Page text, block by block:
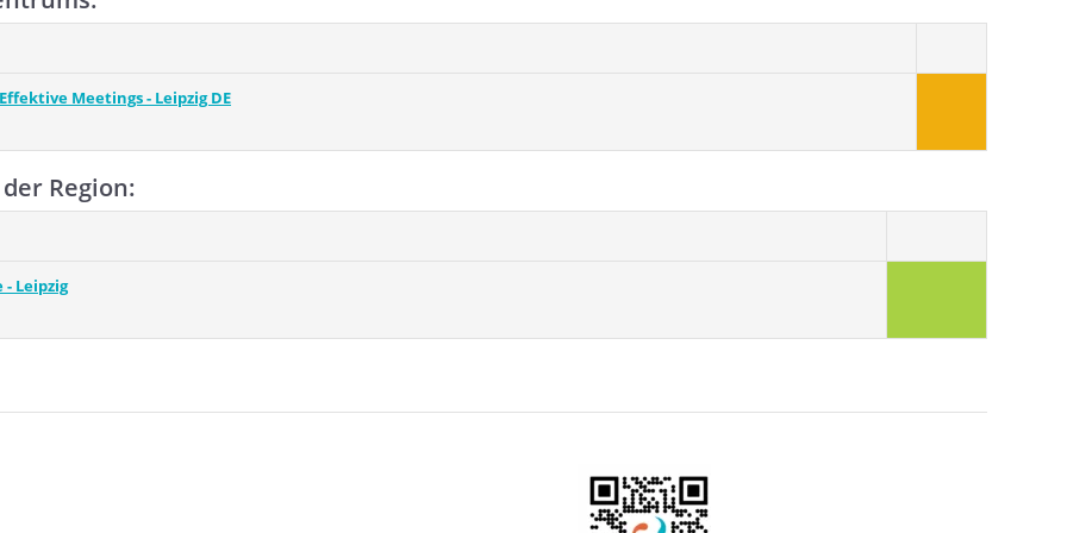
Meetings - Leipzig DE
Region:
Leipzig